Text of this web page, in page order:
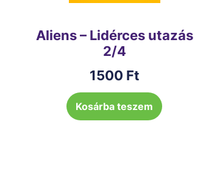
Aliens – Lidérces utazás
2/4
1500 Ft
Kosárba teszem